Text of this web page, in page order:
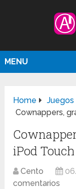
MENU
Home
Juegos
Cownappers,
iPod Touch
Cento
comentarios